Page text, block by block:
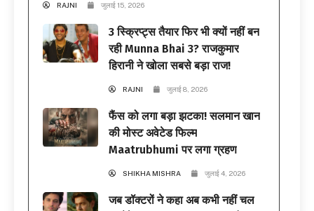
RAJNI जुलाई 15, 2026
3 स्क्रिप्ट्स तैयार फिर भी क्यों नहीं बन
रही Munna Bhai 3? राजकुमार
हिरानी ने खोला सबसे बड़ा राज!
RAJNI जुलाई 8, 2026
फैंस को लगा बड़ा झटका! सलमान खान
की मोस्ट अवेटेड फिल्म
Maatrubhumi पर लगा ग्रहण
SHIKHA MISHRA जुलाई 4, 2026
जब डॉक्टरों ने कहा अब कभी नहीं चल